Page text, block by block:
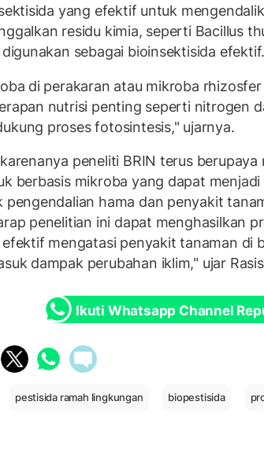
yang efektif untuk
residu kimia, seperti Bacillus
sebagai bioinsektisida efektif.
di perakaran atau mikroba
nutrisi penting seperti nitrogen
proses fotosintesis," ujarnya.
peneliti BRIN terus
berbasis mikroba yang dapat menjadi
pengendalian hama dan penyakit
penelitian ini dapat menghasilkan
mengatasi penyakit tanaman di
dampak perubahan iklim," ujar
Ikuti Whatsapp Channel
pestisida ramah lingkungan biopestisida